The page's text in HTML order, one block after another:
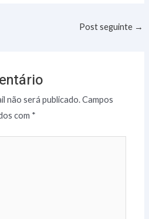
Post seguinte →
não será publicado.Campos
com *